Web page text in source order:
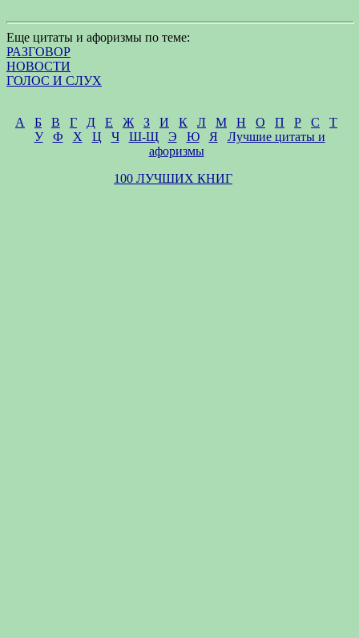
Еще цитаты и афоризмы по теме:
РАЗГОВОР
НОВОСТИ
ГОЛОС И СЛУХ
А Б В Г Д Е Ж З И К Л М Н О П Р С
Т
У
Ф Х Ц Ч Ш-Щ Э Ю Я
Лучшие цитаты и
афоризмы
100 ЛУЧШИХ КНИГ